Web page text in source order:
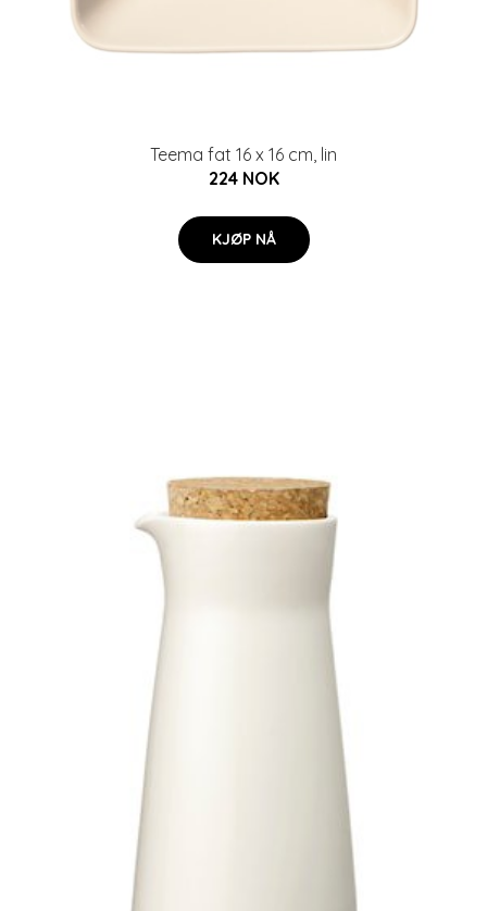
Teema fat 16 x 16 cm, lin
224 NOK
KJØP NÅ